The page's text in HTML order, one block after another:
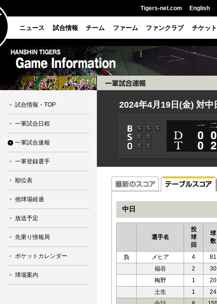
Tigers-net.com English
ニュース 試合情報 チーム ファーム ファンクラブ チケット
試合情報・TOP
一軍試合日程
一軍試合速報
一軍登録選手
順位表
他球場経過
放送予定
先乗り情報局
ポケットカレンダー
球場案内
2024年4月19日(金) 対中
中日
選手名
投
球
回
球
数
負 メヒア 4
81
福谷
2
30
梅野
1
20
土生
1
24